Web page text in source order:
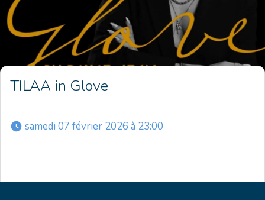
TILAA in Glove
samedi 07 février 2026 à 23:00